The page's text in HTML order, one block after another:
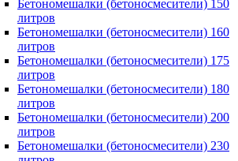
Бетономешалки (бетоносмесители) 150
литров
Бетономешалки (бетоносмесители) 160
литров
Бетономешалки (бетоносмесители) 175
литров
Бетономешалки (бетоносмесители) 180
литров
Бетономешалки (бетоносмесители) 200
литров
Бетономешалки (бетоносмесители) 230